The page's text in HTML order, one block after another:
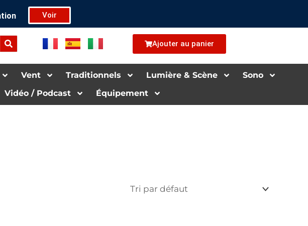
Voir
Ajouter au panier
Vent Tra­di­tion­nels Lu­mière & Scène
Sono
Vidéo / Pod­cas­t Équipement